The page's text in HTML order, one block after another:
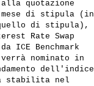
quotazione
di stipula (in
di stipula),
Rate Swap
Benchmark
nominato in
dell'indice
stabilita nel